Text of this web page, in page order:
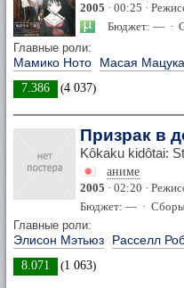
2005 · 00:25 ·
Бюджет: — ·
Главные роли:
Мамико Ното Масая
7.386 (4 037)
Призрак в
Kôkaku kidôtai:
аниме
2005 · 02:20 ·
Бюджет: — ·
Главные роли:
Элисон Мэтьюз Расселл
8.071 (1 063)